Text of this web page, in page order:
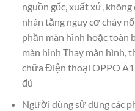
nguồn gốc, xuất xứ, không
nhân tăng nguy cơ cháy
phần màn hình hoặc toàn
màn hình Thay màn hình,
chữa Điện thoại OPPO
đủ
Người dùng sử dụng các